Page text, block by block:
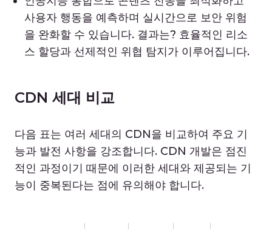
사용자 행동을 예측하며 실시간으로 보안 위험
을 완화할 수 있습니다. 결과는? 효율적인 리소
스 할당과 선제적인 위협 탐지가 이루어집니다.
CDN 세대 비교
다음 표는 여러 세대의 CDN을 비교하여 주요 기
능과 발전 사항을 강조합니다. CDN 개발은 점진
적인 과정이기 때문에 이러한 세대와 제공되는 기
능이 중복된다는 점에 유의해야 합니다.